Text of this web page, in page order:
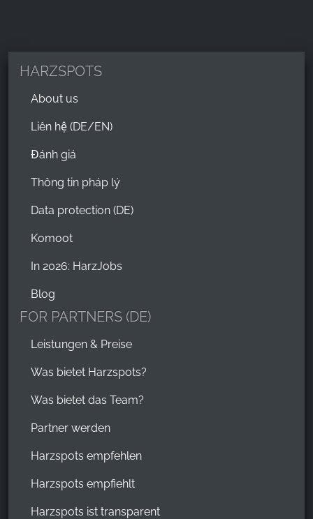
HARZSPOTS
About us
Liên hệ (DE/EN)
Đánh giá
Thông tin pháp lý
Data protection (DE)
Komoot
In 2026: HarzJobs
Blog
FOR PARTNERS (DE)
Leistungen & Preise
Was bietet Harzspots?
Was bietet das Team?
Partner werden
Harzspots empfehlen
Harzspots empfiehlt
Harzspots ist transparent